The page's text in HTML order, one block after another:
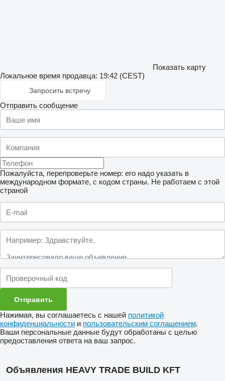
Показать карту
Локальное время продавца: 19:42 (CEST)
Запросить встречу
Отправить сообщение
Пожалуйста, перепроверьте номер: его надо указать в
международном формате, с кодом страны. Не работаем с этой
страной
Нажимая, вы соглашаетесь с нашей политикой
конфиденциальности и пользовательским соглашением.
Ваши персональные данные будут обработаны с целью
предоставления ответа на ваш запрос.
Объявления HEAVY TRADE BUILD KFT